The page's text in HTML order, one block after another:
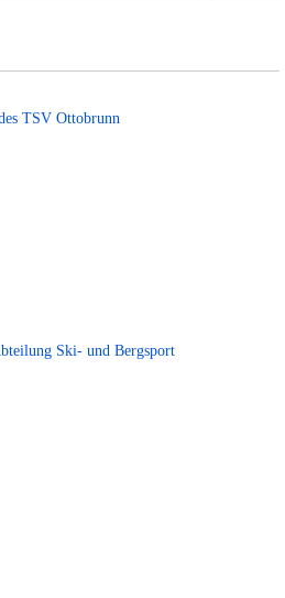
TSV Ottobrunn
Ski- und Bergsport